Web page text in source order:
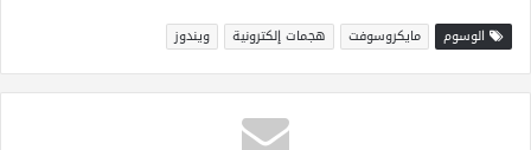
الوسوم مايكروسوفت هجمات إلكترونية ويندوز